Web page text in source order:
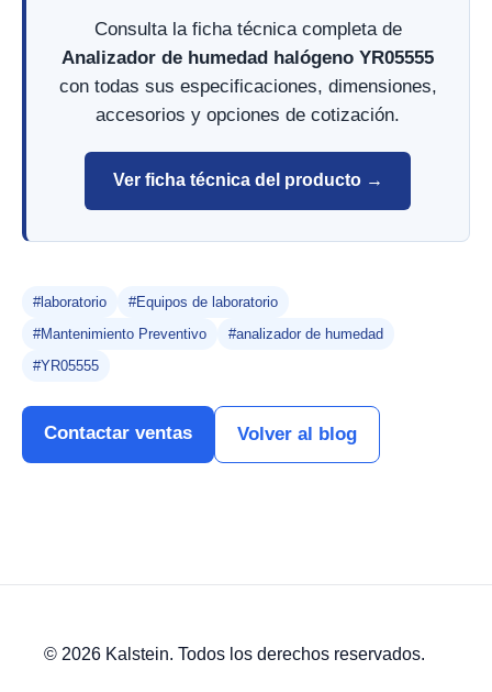
Consulta la ficha técnica completa de
Analizador de humedad halógeno YR05555
con todas sus especificaciones, dimensiones,
accesorios y opciones de cotización.
Ver ficha técnica del producto →
#laboratorio
#Equipos de laboratorio
#Mantenimiento Preventivo
#analizador de humedad
#YR05555
Contactar ventas Volver al blog
© 2026 Kalstein. Todos los derechos reservados.